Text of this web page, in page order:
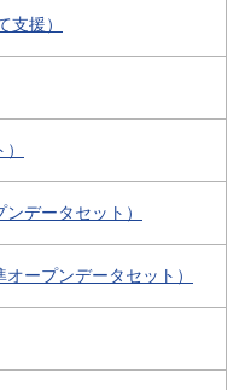
支援）
データセット）
ープンデータセット）